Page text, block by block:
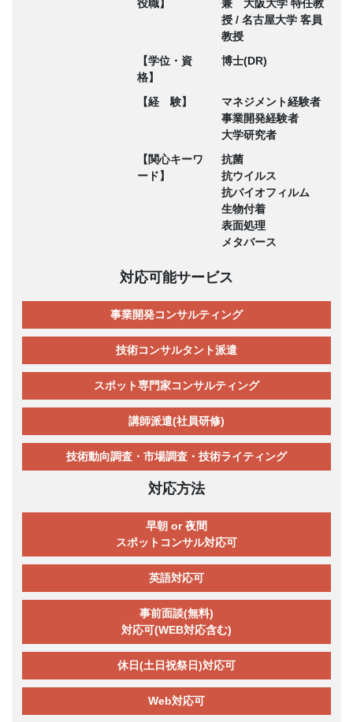
役職】
兼 大阪大学 特任教
授 / 名古屋大学 客員
教授
【学位・資
格】
博士(DR)
【経 験】
マネジメント経験者
事業開発経験者
大学研究者
【関心キーワ
ード】
抗菌
抗ウイルス
抗バイオフィルム
生物付着
表面処理
メタバース
対応可能サービス
事業開発コンサルティング
技術コンサルタント派遣
スポット専門家コンサルティング
講師派遣(社員研修)
技術動向調査・市場調査・技術ライティング
対応方法
早朝 or 夜間
スポットコンサル対応可
英語対応可
事前面談(無料)
対応可(WEB対応含む)
休日(土日祝祭日)対応可
Web対応可